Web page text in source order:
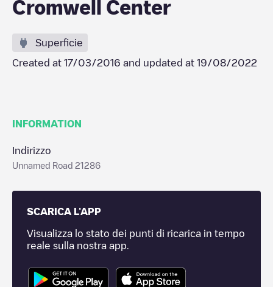
Cromwell Center
Superficie
Created at 17/03/2016 and updated at 19/08/2022
INFORMATION
Indirizzo
Unnamed Road 21286
SCARICA L'APP
Visualizza lo stato dei punti di ricarica in tempo
reale sulla nostra app.